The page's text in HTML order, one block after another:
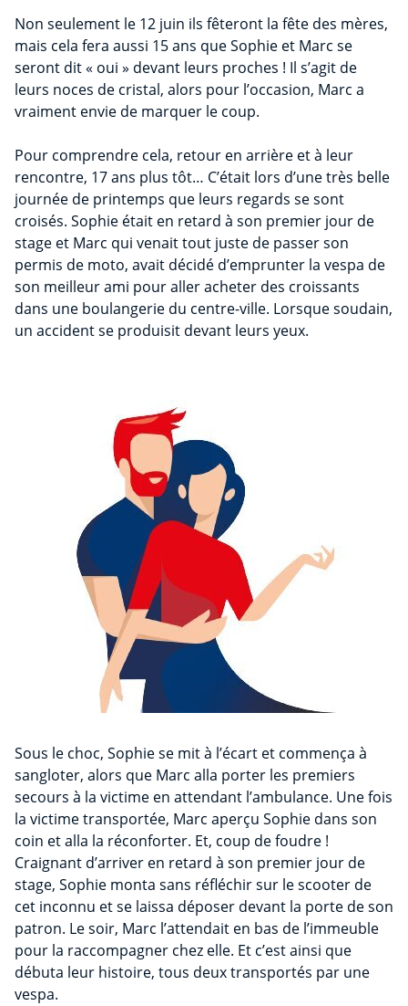
Non seulement le 12 juin ils fêteront la fête des mères,
mais cela fera aussi 15 ans que Sophie et Marc se
seront dit « oui » devant leurs proches ! Il s’agit de
leurs noces de cristal, alors pour l’occasion, Marc a
vraiment envie de marquer le coup.
Pour comprendre cela, retour en arrière et à leur
rencontre, 17 ans plus tôt… C’était lors d’une très belle
journée de printemps que leurs regards se sont
croisés. Sophie était en retard à son premier jour de
stage et Marc qui venait tout juste de passer son
permis de moto, avait décidé d’emprunter la vespa de
son meilleur ami pour aller acheter des croissants
dans une boulangerie du centre-ville. Lorsque soudain,
un accident se produisit devant leurs yeux.
Sous le choc, Sophie se mit à l’écart et commença à
sangloter, alors que Marc alla porter les premiers
secours à la victime en attendant l’ambulance. Une fois
la victime transportée, Marc aperçu Sophie dans son
coin et alla la réconforter. Et, coup de foudre !
Craignant d’arriver en retard à son premier jour de
stage, Sophie monta sans réfléchir sur le scooter de
cet inconnu et se laissa déposer devant la porte de son
patron. Le soir, Marc l’attendait en bas de l’immeuble
pour la raccompagner chez elle. Et c’est ainsi que
débuta leur histoire, tous deux transportés par une
vespa.